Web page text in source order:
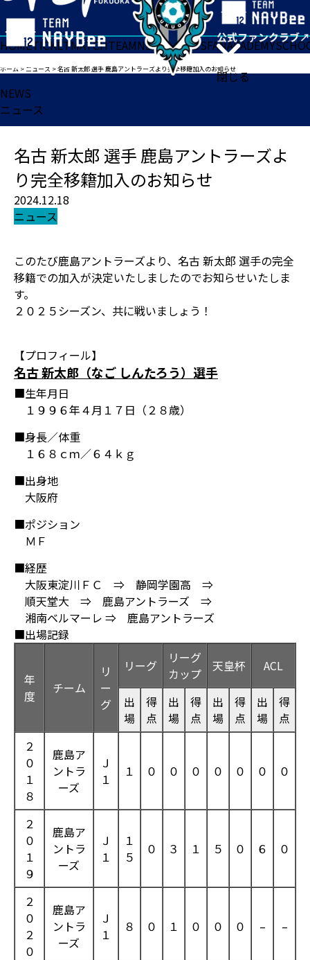
閉じる
HOMETICKETMATCHTEAMNEWSGOODSFANACADEMY
ホーム >ニュース >名古 新太郎 選手 鹿島アントラーズより完全移籍加入のお知らせ
NEWS
ニュース
名古 新太郎 選手 鹿島アントラーズよ
り完全移籍加入のお知らせ
2024.12.18
ニュース
このたび鹿島アントラーズより、名古 新太郎 選手の完全
移籍での加入が決定いたしましたのでお知らせいたしま
す。
２０２５シーズン、共に戦いましょう！
【プロフィール】
名古 新太郎（なご しんたろう）選手
■生年月日
１９９６年４月１７日（２８歳）
■身長／体重
１６８ｃｍ／６４ｋｇ
■出身地
大阪府
■ポジション
ＭＦ
■経歴
大阪東淀川ＦＣ ⇒ 静岡学園高 ⇒
順天堂大 ⇒ 鹿島アントラーズ ⇒
湘南ベルマーレ ⇒ 鹿島アントラーズ
■出場記録
年
度
チーム
リ
ー
グ
リーグ
リーグ
カップ
天皇杯 ACL
出
場
得
点
出
場
得
点
出
場
得
点
出
場
得
点
２
０
１
８
鹿島ア
ントラ
ーズ
Ｊ
１
１ ０ ０ ０ ０ ０ ０ ０
２
０
１
９
鹿島ア
ントラ
ーズ
Ｊ
１
１
５
０ ３ １ ５ ０ ６ ０
２
０
２
０
鹿島ア
ントラ
ーズ
Ｊ
１
８ ０ １ ０ ０ ０ – –